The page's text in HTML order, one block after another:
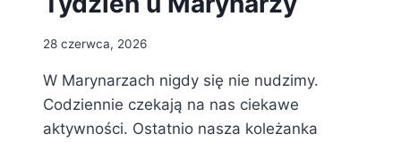
28 czerwca, 2026
W Marynarzach nigdy się nie nudzimy.
Codziennie czekają na nas ciekawe
aktywności. Ostatnio nasza koleżanka